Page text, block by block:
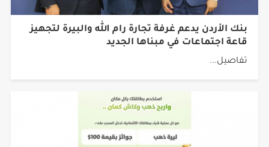
بنك الأردن يدعم غرفة تجارة رام الله والبيرة لتجهيز
قاعة اجتماعات في مبناها الجديد
تفاصيل...